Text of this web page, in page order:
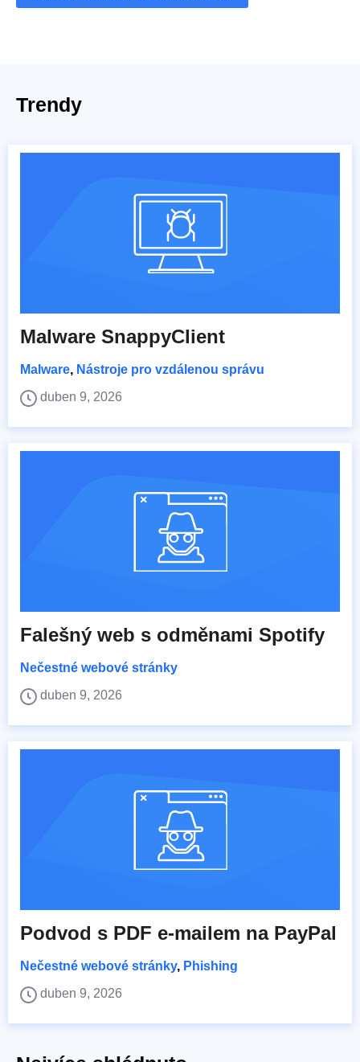
Trendy
Malware SnappyClient
Malware, Nástroje pro vzdálenou správu
duben 9, 2026
Falešný web s odměnami Spotify
Nečestné webové stránky
duben 9, 2026
Podvod s PDF e-mailem na PayPal
Nečestné webové stránky, Phishing
duben 9, 2026